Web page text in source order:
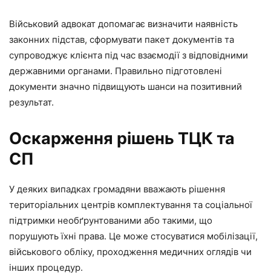
Військовий адвокат допомагає визначити наявність
законних підстав, сформувати пакет документів та
супроводжує клієнта під час взаємодії з відповідними
державними органами. Правильно підготовлені
документи значно підвищують шанси на позитивний
результат.
Оскарження рішень ТЦК та
СП
У деяких випадках громадяни вважають рішення
територіальних центрів комплектування та соціальної
підтримки необґрунтованими або такими, що
порушують їхні права. Це може стосуватися мобілізації,
військового обліку, проходження медичних оглядів чи
інших процедур.